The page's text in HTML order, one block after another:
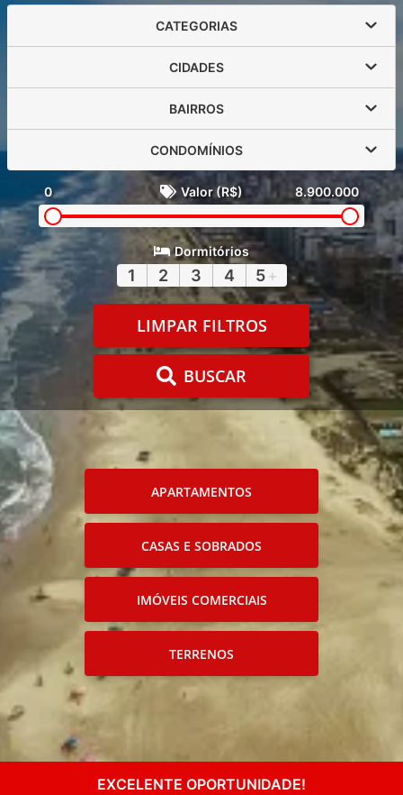
CATEGORIAS
CIDADES
BAIRROS
CONDOMÍNIOS
0 Valor (R$) 8.900.000
Dormitórios
1 2 3 4 5 +
LIMPAR FILTROS
BUSCAR
APARTAMENTOS
CASAS E SOBRADOS
IMÓVEIS COMERCIAIS
TERRENOS
EXCELENTE OPORTUNIDADE!